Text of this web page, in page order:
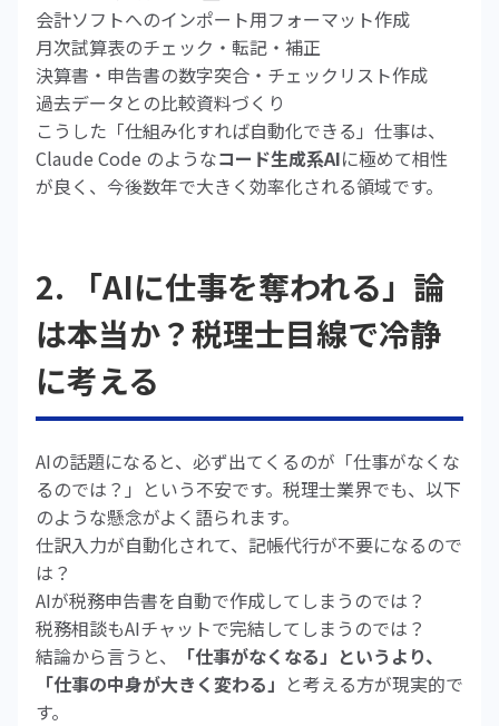
会計ソフトへのインポート用フォーマット作成
月次試算表のチェック・転記・補正
決算書・申告書の数字突合・チェックリスト作成
過去データとの比較資料づくり
こうした「仕組み化すれば自動化できる」仕事は、
Claude Code のようなコード生成系AIに極めて相性
が良く、今後数年で大きく効率化される領域です。
2. 「AIに仕事を奪われる」論
は本当か？税理士目線で冷静
に考える
AIの話題になると、必ず出てくるのが「仕事がなくな
るのでは？」という不安です。税理士業界でも、以下
のような懸念がよく語られます。
仕訳入力が自動化されて、記帳代行が不要になるので
は？
AIが税務申告書を自動で作成してしまうのでは？
税務相談もAIチャットで完結してしまうのでは？
結論から言うと、
「仕事がなくなる」というより、
「仕事の中身が大きく変わる」 と考える方が現実的で
す。